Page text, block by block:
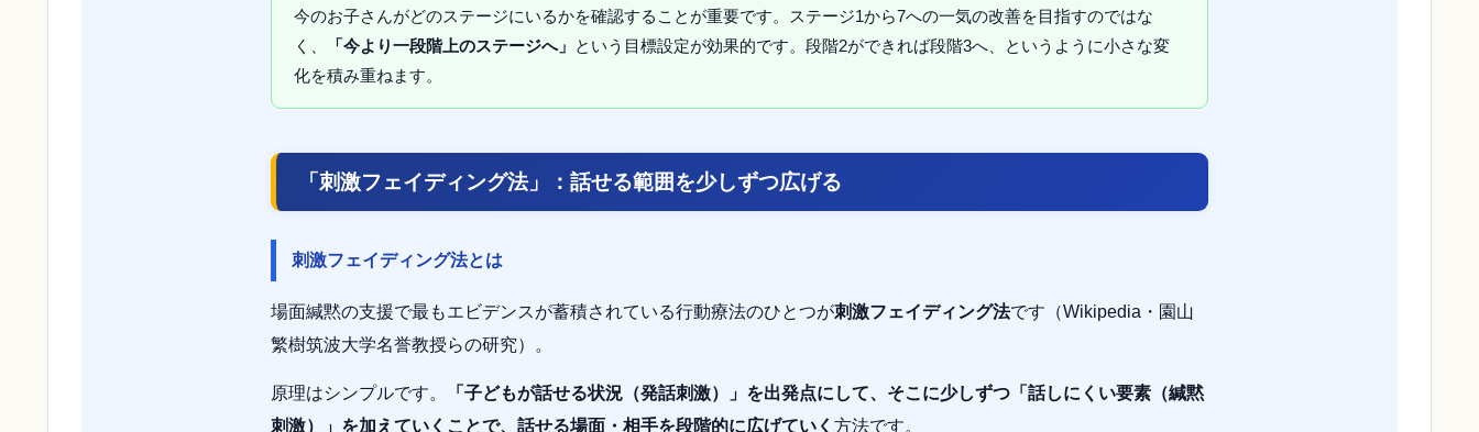
今のお子さんがどのステージにいるかを確認することが重要です。ステージ1から7への一気の改善を目指すのではな
く、
「今より一段階上のステージへ」
という目標設定が効果的です。段階2ができれば段階3へ、というように小さな変
化を積み重ねます。
「刺激フェイディング法」：話せる範囲を少しずつ広げる
刺激フェイディング法とは
場面緘黙の支援で最もエビデンスが蓄積されている行動療法のひとつが刺激フェイディング法です（Wikipedia・園山
繁樹筑波大学名誉教授らの研究）。
原理はシンプルです。
「子どもが話せる状況（発話刺激）」を出発点にして、そこに少しずつ「話しにくい要素（緘黙
刺激）」を加えていくことで、話せる場面・相手を段階的に広げていく 方法です。